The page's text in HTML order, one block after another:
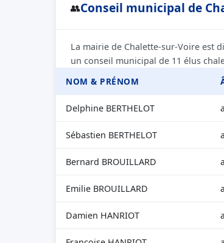
👥Conseil municipal de
La mairie de Chalette-sur-Voire est
un conseil municipal de 11 élus
NOM & PRÉNOM
Delphine BERTHELOT
Sébastien BERTHELOT
Bernard BROUILLARD
Emilie BROUILLARD
Damien HANRIOT